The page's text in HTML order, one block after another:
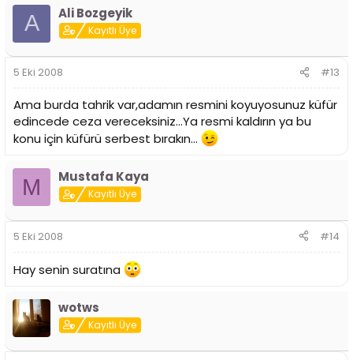
A Ali Bozgeyik
Kayıtlı Üye
5 Eki 2008 #13
Ama burda tahrik var,adamın resmini koyuyosunuz küfür
edincede ceza vereceksiniz...Ya resmi kaldırın ya bu
konu için küfürü serbest bırakın...
M Mustafa Kaya
Kayıtlı Üye
5 Eki 2008 #14
Hay senin suratına
wotws
Kayıtlı Üye